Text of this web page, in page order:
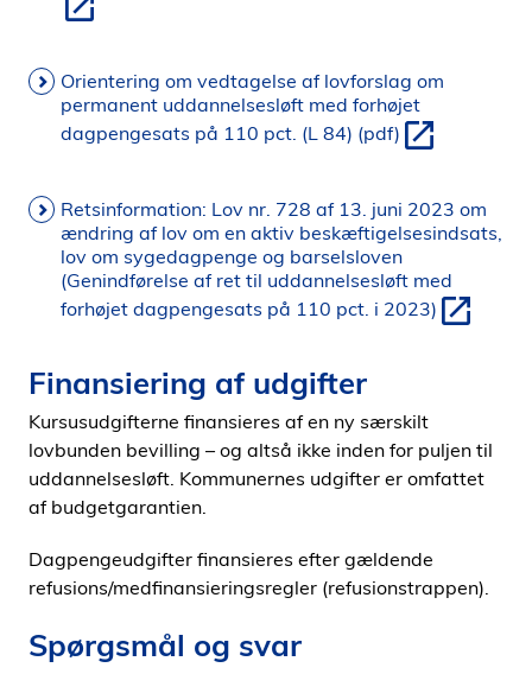
Orientering om vedtagelse af lovforslag om
permanent uddannelsesløft med forhøjet
dagpengesats på 110 pct. (L 84) (pdf)
Retsinformation: Lov nr. 728 af 13. juni 2023 om
ændring af lov om en aktiv beskæftigelsesindsats,
lov om sygedagpenge og barselsloven
(Genindførelse af ret til uddannelsesløft med
forhøjet dagpengesats på 110 pct. i 2023)
Finansiering af udgifter
Kursusudgifterne finansieres af en ny særskilt
lovbunden bevilling – og altså ikke inden for puljen til
uddannelsesløft. Kommunernes udgifter er omfattet
af budgetgarantien.
Dagpengeudgifter finansieres efter gældende
refusions/medfinansieringsregler (refusionstrappen).
Spørgsmål og svar